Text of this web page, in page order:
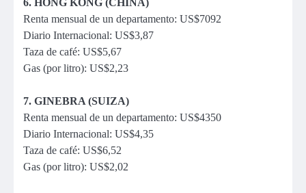
6. HONG KONG (CHINA)
Renta mensual de un departamento: US$7092
Diario Internacional: US$3,87
Taza de café: US$5,67
Gas (por litro): US$2,23
7. GINEBRA (SUIZA)
Renta mensual de un departamento: US$4350
Diario Internacional: US$4,35
Taza de café: US$6,52
Gas (por litro): US$2,02